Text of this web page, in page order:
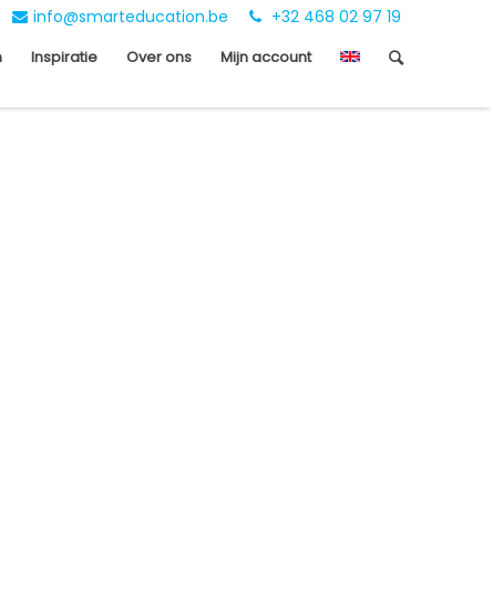
info@smarteducation.be +32 468 02 97 19
Inspiratie Over ons Mijn account